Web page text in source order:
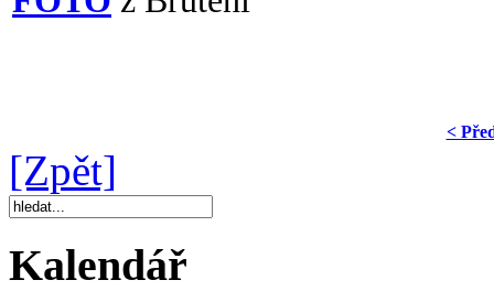
<
[Zpět]
Kalendář